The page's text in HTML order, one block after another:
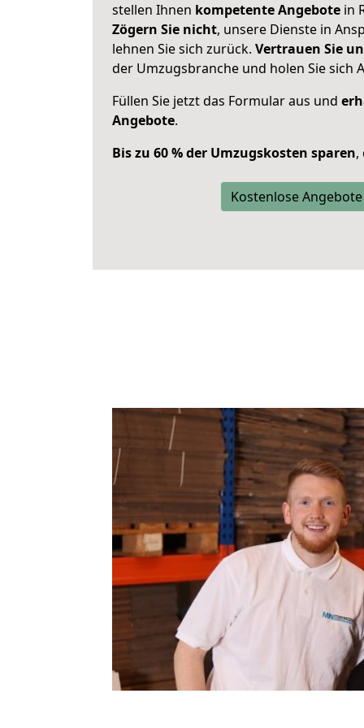
stellen Ihnen kompetente Angebote in
Zögern Sie nicht, unsere Dienste in
lehnen Sie sich zurück. Vertrauen Sie
der Umzugsbranche und holen Sie sich
Füllen Sie jetzt das Formular aus und
Angebote.
Bis zu 60 % der Umzugskosten sparen,
Kostenlose